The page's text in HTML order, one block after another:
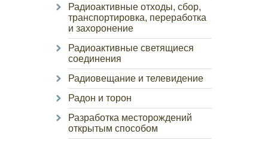
Радиоактивные отходы, сбор,
транспортировка, переработка
и захоронение
Радиоактивные светящиеся
соединения
Радиовещание и телевидение
Радон и торон
Разработка месторождений
открытым способом